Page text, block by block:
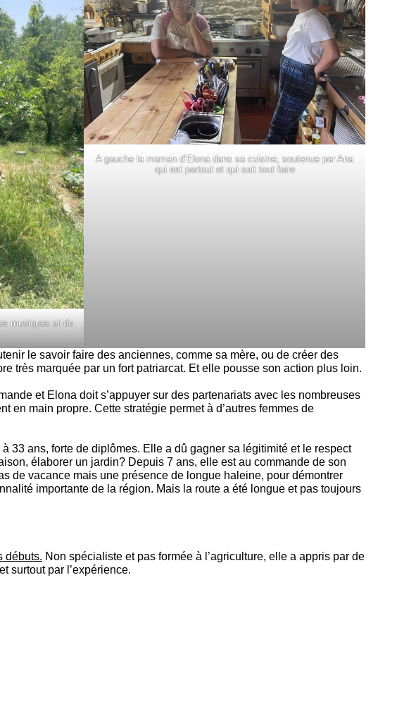
musiques et de
A gauche la maman d’Elona dans sa cuisine, soutenue par Ana
qui est partout et qui sait tout faire
le savoir faire des anciennes, comme sa mère, ou de créer des
très marquée par un fort patriarcat. Et elle pousse son action plus loin.
et Elona doit s’appuyer sur des partenariats avec les nombreuses
en main propre. Cette stratégie permet à d’autres femmes de
33 ans, forte de diplômes. Elle a dû gagner sa légitimité et le respect
élaborer un jardin? Depuis 7 ans, elle est au commande de son
de vacance mais une présence de longue haleine, pour démontrer
importante de la région. Mais la route a été longue et pas toujours
débuts. Non spécialiste et pas formée à l’agriculture, elle a appris par de
surtout par l’expérience.